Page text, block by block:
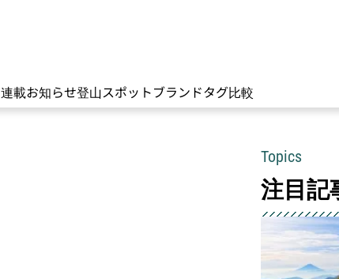
連載お知らせ登山スポットブランドタグ比較
Topics
注目記